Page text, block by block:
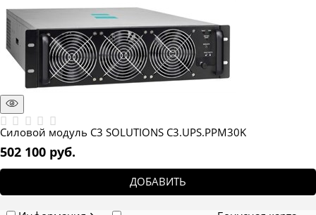
Силовой модуль C3 SOLUTIONS C3.UPS.PPM30K
502 100 руб.
ДОБАВИТЬ